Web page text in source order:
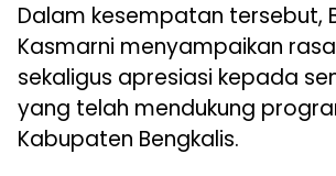
Dalam kesempatan tersebut,
Kasmarni menyampaikan
sekaligus apresiasi kepada
yang telah mendukung
Kabupaten Bengkalis.